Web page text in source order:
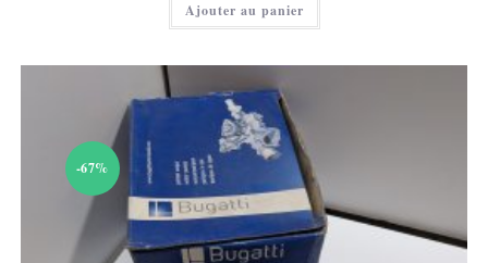
est :
20,00 €.
Ajouter au panier
-67%